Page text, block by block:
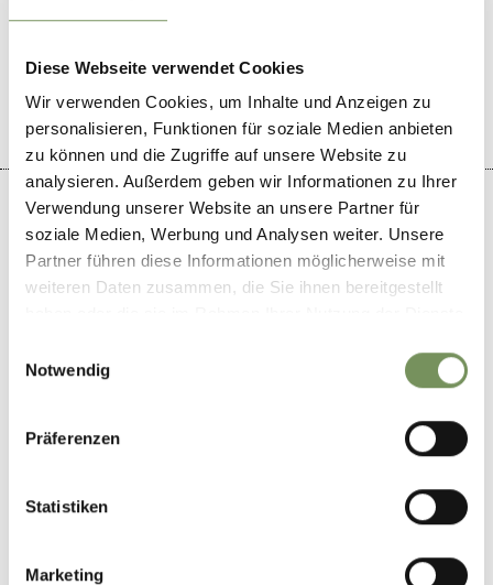
Diese Webseite verwendet Cookies
Wir verwenden Cookies, um Inhalte und Anzeigen zu
personalisieren, Funktionen für soziale Medien anbieten
zu können und die Zugriffe auf unsere Website zu
analysieren. Außerdem geben wir Informationen zu Ihrer
Verwendung unserer Website an unsere Partner für
soziale Medien, Werbung und Analysen weiter. Unsere
Partner führen diese Informationen möglicherweise mit
weiteren Daten zusammen, die Sie ihnen bereitgestellt
Notwendig
Präferenzen
Statistiken
Marketing
LE CONTENU VOUS A-T-IL ÉTÉ UTILE?
OUI NO
+